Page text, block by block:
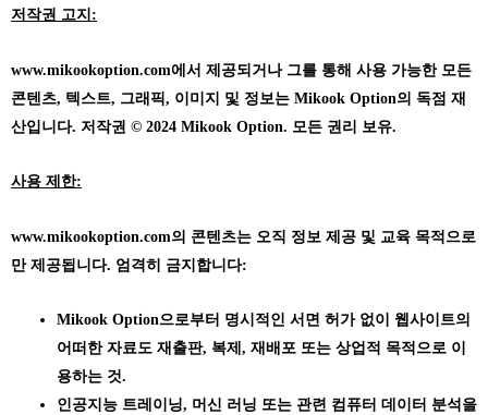
저작권 고지:
www.mikookoption.com에서 제공되거나 그를 통해 사용 가능한 모든
콘텐츠, 텍스트, 그래픽, 이미지 및 정보는 Mikook Option의 독점 재
산입니다. 저작권 © 2024 Mikook Option. 모든 권리 보유.
사용 제한:
www.mikookoption.com의 콘텐츠는 오직 정보 제공 및 교육 목적으로
만 제공됩니다. 엄격히 금지합니다:
Mikook Option으로부터 명시적인 서면 허가 없이 웹사이트의
어떠한 자료도 재출판, 복제, 재배포 또는 상업적 목적으로 이
용하는 것.
인공지능 트레이닝, 머신 러닝 또는 관련 컴퓨터 데이터 분석을